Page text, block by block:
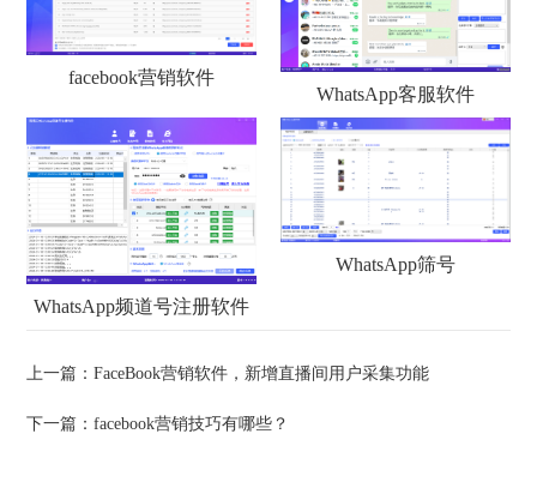
facebook营销软件
WhatsApp客服软件
WhatsApp频道号注册软件
WhatsApp筛号
上一篇：FaceBook营销软件，新增直播间用户采集功能
下一篇：facebook营销技巧有哪些？